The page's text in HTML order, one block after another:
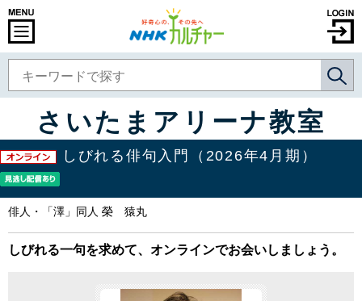
さいたまアリーナ教室
しびれる俳句入門（2026年4月期）
俳人・「澤」同人 榮 猿丸
しびれる一句を求めて、オンラインでお会いしましょう。